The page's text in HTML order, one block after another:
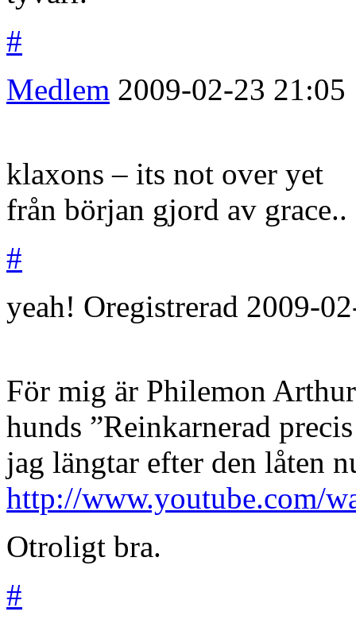
#
Medlem 2009-02-23 21:05
klaxons – its not over yet
från början gjord av grace..
#
yeah! Oregistrerad 2009-
För mig är Philemon
hunds ”Reinkarnerad
jag längtar efter den låten
http://www.youtube.com/
Otroligt bra.
#